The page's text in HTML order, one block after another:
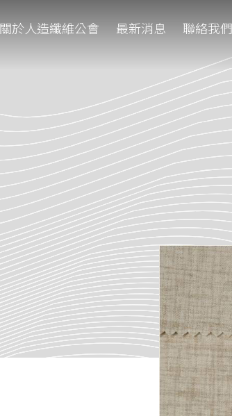
關於人造纖維公會 最新消息 聯絡我們